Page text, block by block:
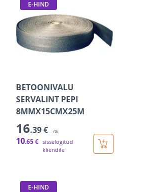
E-HIND
BETOONIVALU
SERVALINT PEPI
8MMX15CMX25M
16.39 € /tk
10.65 € sisselogitud
kliendile
E-HIND